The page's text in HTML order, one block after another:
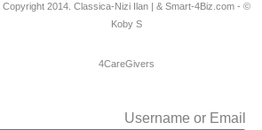
© Copyright 2014. Classica-Nizi Ilan | & Smart-4Biz.com -
Koby S
4CareGivers
Username or Email